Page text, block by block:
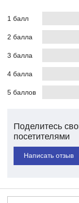
1 балл
2 балла
3 балла
4 балла
5 баллов
Поделитесь
посетителями
Написать отзыв